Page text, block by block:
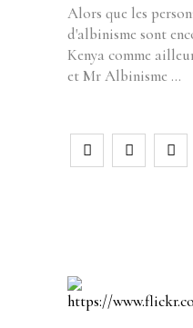
Alors que les
d'albinisme sont
Kenya comme
et Mr Albinisme